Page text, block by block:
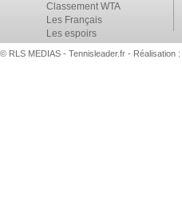
Classement WTA
Les Français
Les espoirs
© RLS MEDIAS - Tennisleader.fr - Réalisation :